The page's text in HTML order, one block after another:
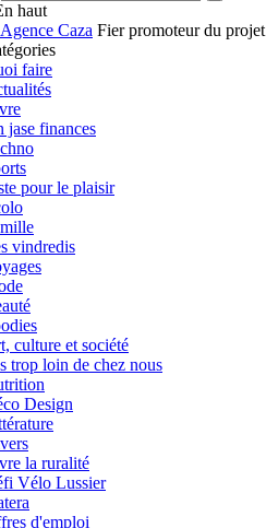
haut
Fier promoteur du projet
faire
jase finances
pour le plaisir
vindredis
culture et société
trop loin de chez nous
Design
la ruralité
Vélo Lussier
d'emploi